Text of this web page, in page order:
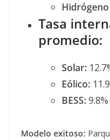
Tasa
promedio:
Solar:
Eólico:
BESS:
Modelo exitoso: